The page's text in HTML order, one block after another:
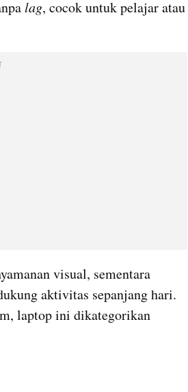
lag, cocok untuk pelajar atau
visual, sementara
aktivitas sepanjang hari.
laptop ini dikategorikan